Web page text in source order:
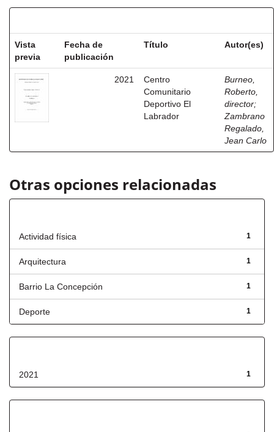
Vista
previa
Fecha de
publicación
Título Autor(es)
2021
Centro
Comunitario
Deportivo El
Labrador
Burneo,
Roberto,
director;
Zambrano
Regalado,
Jean Carlo
Otras opciones relacionadas
1
Actividad física
1
Arquitectura
1
Barrio La Concepción
1
Deporte
1
2021